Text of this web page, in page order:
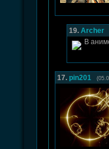
19. Archer
В
17. pin201